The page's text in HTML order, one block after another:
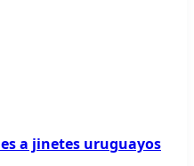
a jinetes uruguayos